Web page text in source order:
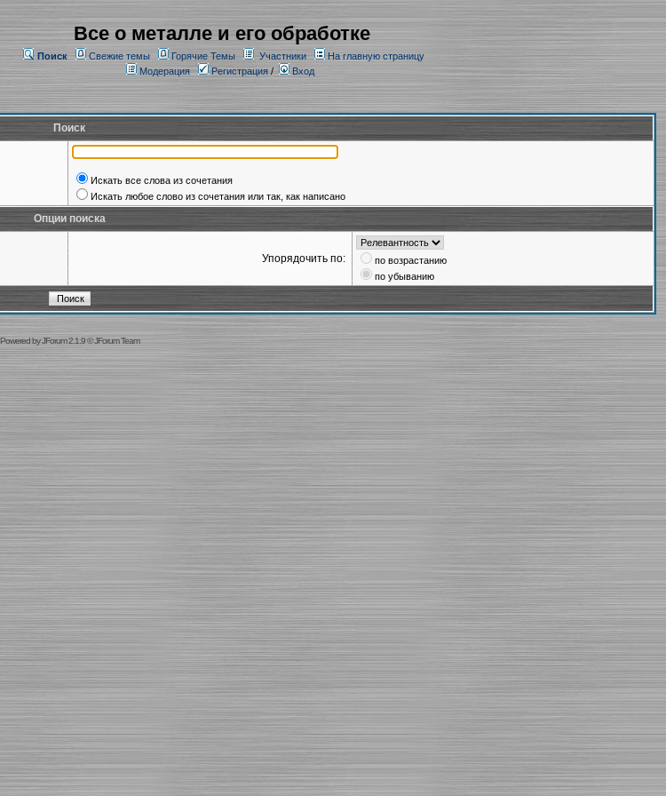
Все о металле и его обработке
Поиск Свежие темы Горячие Темы Участники
На главную страницу
Модерация
Регистрация/ Вход
Поиск
Искать все слова из сочетания
Искать любое слово из сочетания или так, как написано
Опции поиска
Упорядочить по:
по возрастанию
по убыванию
Powered byJForum 2.1.9©JForum Team